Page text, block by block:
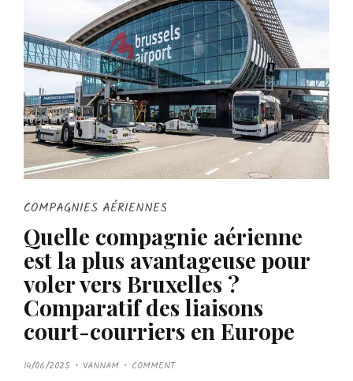
COMPAGNIES AÉRIENNES
Quelle compagnie aérienne
est la plus avantageuse pour
voler vers Bruxelles ?
Comparatif des liaisons
court-courriers en Europe
P
O14/06/2025 VANNAM COMMENT